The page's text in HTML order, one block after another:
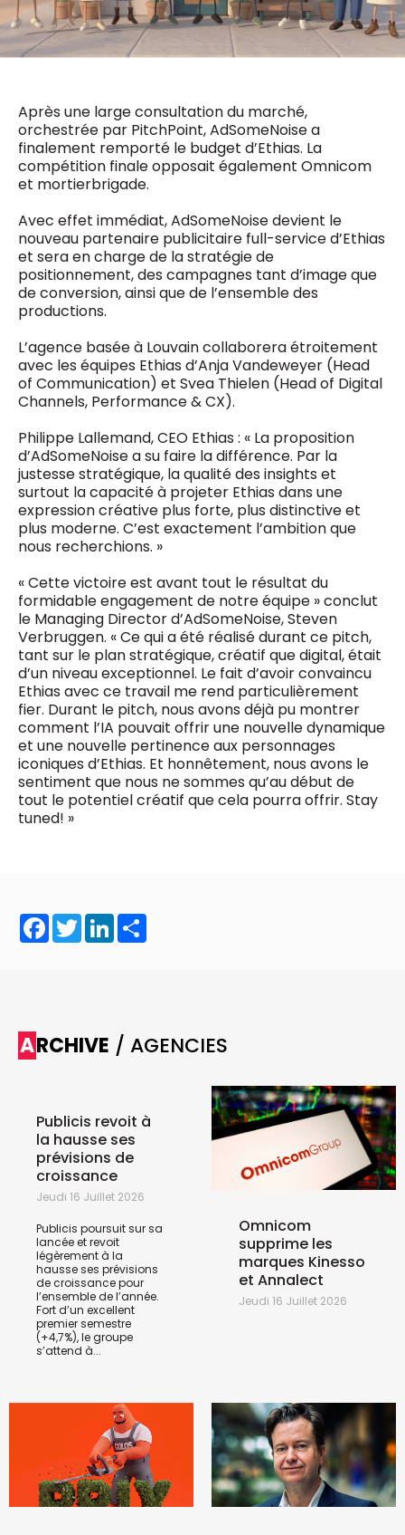
Après une large consultation du marché,
orchestrée par PitchPoint, AdSomeNoise a
finalement remporté le budget d’Ethias. La
compétition finale opposait également Omnicom
et mortierbrigade.
Avec effet immédiat, AdSomeNoise devient le
nouveau partenaire publicitaire full-service d’Ethias
et sera en charge de la stratégie de
positionnement, des campagnes tant d’image que
de conversion, ainsi que de l’ensemble des
productions.
L’agence basée à Louvain collaborera étroitement
avec les équipes Ethias d’Anja Vandeweyer (Head
of Communication) et Svea Thielen (Head of Digital
Channels, Performance & CX).
Philippe Lallemand, CEO Ethias : « La proposition
d’AdSomeNoise a su faire la différence. Par la
justesse stratégique, la qualité des insights et
surtout la capacité à projeter Ethias dans une
expression créative plus forte, plus distinctive et
plus moderne. C’est exactement l’ambition que
nous recherchions. »
« Cette victoire est avant tout le résultat du
formidable engagement de notre équipe » conclut
le Managing Director d’AdSomeNoise, Steven
Verbruggen. « Ce qui a été réalisé durant ce pitch,
tant sur le plan stratégique, créatif que digital, était
d’un niveau exceptionnel. Le fait d’avoir convaincu
Ethias avec ce travail me rend particulièrement
fier. Durant le pitch, nous avons déjà pu montrer
comment l’IA pouvait offrir une nouvelle dynamique
et une nouvelle pertinence aux personnages
iconiques d’Ethias. Et honnêtement, nous avons le
sentiment que nous ne sommes qu’au début de
tout le potentiel créatif que cela pourra offrir. Stay
tuned! »
Facebook
TwitterLinkedIn
ARCHIVE / AGENCIES
Publicis revoit à
la hausse ses
prévisions de
croissance
Jeudi 16 Juillet 2026
Publicis poursuit sur sa
lancée et revoit
légèrement à la
hausse ses prévisions
de croissance pour
l’ensemble de l’année.
Fort d’un excellent
premier semestre
(+4,7%), le groupe
s’attend à...
Omnicom
supprime les
marques Kinesso
et Annalect
Jeudi 16 Juillet 2026
0498 88 64 89
f.bouchar@mm.be
0475 97 12 57
g.byl@mm.be
Chief Editor
Damien Lemaire
d.lemaire@mm.be
VALIDER
Daily
Freemium
access
5 x week
MM e - News
1 x week
MM Brunch
1 x week
10 x year
MM Best of
Research
10 x year
4 x year
MM Magazine
(digital)
Des questions ?